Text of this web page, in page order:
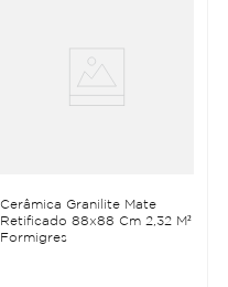
Cerâmica Granilite Mate
Retificado 88x88 Cm 2,32 M²
Formigres